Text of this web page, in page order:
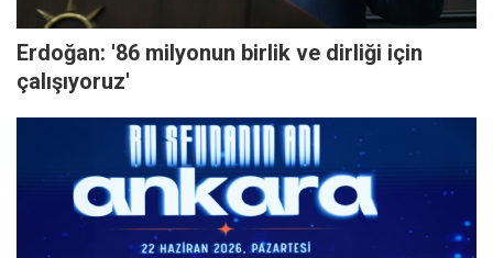
Erdoğan: '86 milyonun birlik ve dirliği için
çalışıyoruz'